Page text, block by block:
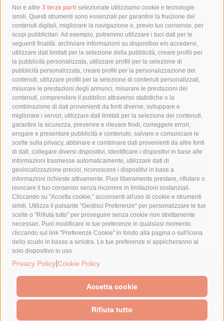
Noi e altre 3 terze parti selezionate utilizziamo cookie e tecnologie
simili. Questi strumenti sono essenziali per garantire la fruizione dei
contenuti digitali, migliorare la navigazione e, previo tuo consenso, per
scopi pubblicitari. Ad esempio, potremmo utilizzare i tuoi dati per le
seguenti finalità: archiviare informazioni su dispositivo e/o accedervi,
utilizzare dati limitati per la selezione della pubblicità, creare profili per
la pubblicità personalizzata, utilizzare profili per la selezione di
pubblicità personalizzata, creare profili per la personalizzazione dei
contenuti, utilizzare profili per la selezione di contenuti personalizzati,
misurare le prestazioni degli annunci, misurare le prestazioni dei
contenuti, comprendere il pubblico attraverso statistiche o la
combinazione di dati provenienti da fonti diverse, sviluppare e
migliorare i servizi, utilizzare dati limitati per la selezione dei contenuti,
garantire la sicurezza, prevenire e rilevare frodi, correggere errori,
erogare e presentare pubblicità e contenuto, salvare e comunicare le
scelte sulla privacy, abbinare e combinare dati provenienti da altre fonti
di dati, collegare diversi dispositivi, identificare i dispositivi in base alle
informazioni trasmesse automaticamente, utilizzare dati di
geolocalizzazione precisi, riconoscere i dispositivi in base a
informazioni richieste attivamente. Puoi liberamente prestare, rifiutare o
revocare il tuo consenso senza incorrere in limitazioni sostanziali.
Cliccando su "Accetta cookie," acconsenti all'uso di cookie e strumenti
simili. Utilizza il pulsante "Gestisci Preferenze" per personalizzare le tue
scelte o "Rifiuta tutto" per proseguire senza cookie non strettamente
necessari. Puoi modificare le tue preferenze in qualsiasi momento
cliccando sul link "Preferenze Cookie" in fondo alla pagina o sull'icona
dello scudo in basso a sinistra. Le tue preferenze si applicheranno al
solo dispositivo in uso.
Privacy Policy Cookie Policy
Accetta cookie
Rifiuta tutto
Tag
acqua allerta meteo
anas
area marina protetta di punta campanella
arresto
Asl Napoli 3 sud
capitaneria di porto capri
carabinieri
castellammare di stabia
circumvesuviana
comune di sorrento
concerto
contagi
costiera amalfitana
covid-19 eav
elezioni
fondazione sorrento
gori guardia costiera
incidente
lavori
lorenzo balducelli mare
massa lubrense
massimo coppola
Meta napoli
ordinanza
penisola sorrentina
piano di sorrento
polizia municipale
protezione civile
Regione Campania
sant'agnello
sindaco cuomo
sorrento studenti temporali
treni
turismo
Vico Equense villa fiorentino vincenzo de luca
© 2015 SorrentoPress. All rights reserved.
Il giornale online della Penisola Sorrentina
Cookie Policy